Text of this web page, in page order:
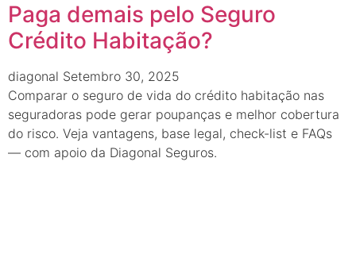
Paga demais pelo Seguro
Crédito Habitação?
diagonal Setembro 30, 2025
Comparar o seguro de vida do crédito habitação nas
seguradoras pode gerar poupanças e melhor cobertura
do risco. Veja vantagens, base legal, check-list e FAQs
— com apoio da Diagonal Seguros.